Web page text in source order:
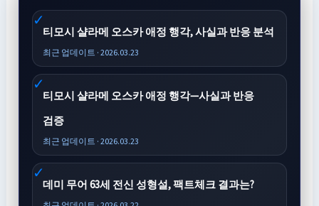
티모시 샬라메 오스카 애정 행각, 사실과 반응 분석
최근 업데이트 · 2026.03.23
티모시 샬라메 오스카 애정 행각—사실과 반응
검증
최근 업데이트 · 2026.03.23
데미 무어 63세 전신 성형설, 팩트체크 결과는?